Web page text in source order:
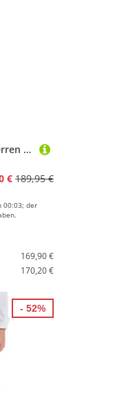
Maier Sports Anton 2, Herren Skihose, Wasserdichte Schneehose mit Hosenträgern, Stretchmaterial und verstellbarer Bund, PFC-frei, mTHERM Wattierung & mTEX Wetterschutz
€ 189,95 €
00:03; der
169,90 €
170,20 €
- 52%